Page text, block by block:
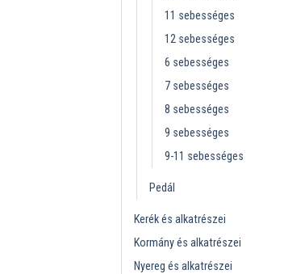
11 sebességes
12 sebességes
6 sebességes
7 sebességes
8 sebességes
9 sebességes
9-11 sebességes
Pedál
Kerék és alkatrészei
Kormány és alkatrészei
Nyereg és alkatrészei